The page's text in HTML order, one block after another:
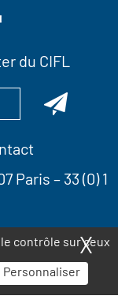
contrôle sur ceux
Personnaliser
X
du CIFL
Paris – 33 (0) 1